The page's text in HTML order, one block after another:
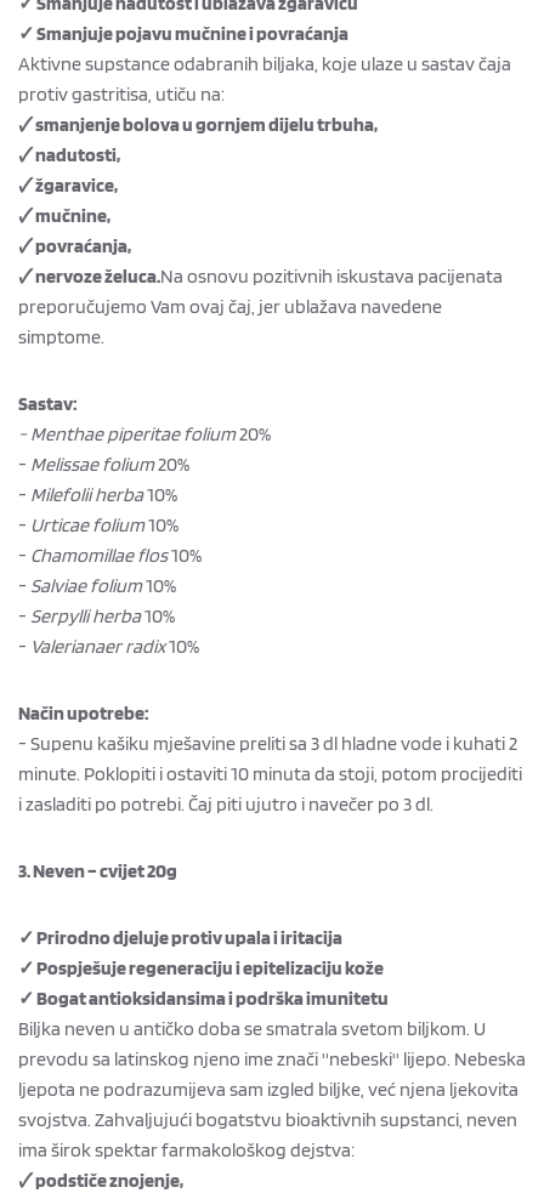
✓ Smanjuje pojavu mučnine i povraćanja
Aktivne supstance odabranih biljaka, koje ulaze u sastav čaja
protiv gastritisa, utiču na:
🗸 smanjenje bolova u gornjem dijelu trbuha,
🗸 nadutosti,
🗸 žgaravice,
🗸 mučnine,
🗸 povraćanja,
🗸 nervoze želuca.Na osnovu pozitivnih iskustava pacijenata
preporučujemo Vam ovaj čaj, jer ublažava navedene
simptome.
Sastav:
- Menthae piperitae folium20%
- Melissae folium20%
- Milefolii herba10%
- Urticae folium10%
- Chamomillae flos10%
- Salviae folium10%
- Serpylli herba10%
- Valerianaer radix10%
Način upotrebe:
- Supenu kašiku mješavine preliti sa 3 dl hladne vode i kuhati 2
minute. Poklopiti i ostaviti 10 minuta da stoji, potom procijediti
i zasladiti po potrebi. Čaj piti ujutro i navečer po 3 dl.
3. Neven – cvijet 20g
✓ Prirodno djeluje protiv upala i iritacija
✓ Pospješuje regeneraciju i epitelizaciju kože
✓ Bogat antioksidansima i podrška imunitetu
Biljka neven u antičko doba se smatrala svetom biljkom. U
prevodu sa latinskog njeno ime znači ''nebeski'' lijepo. Nebeska
ljepota ne podrazumijeva sam izgled biljke, već njena ljekovita
svojstva. Zahvaljujući bogatstvu bioaktivnih supstanci, neven
ima širok spektar farmakološkog dejstva:
🗸 podstiče znojenje,